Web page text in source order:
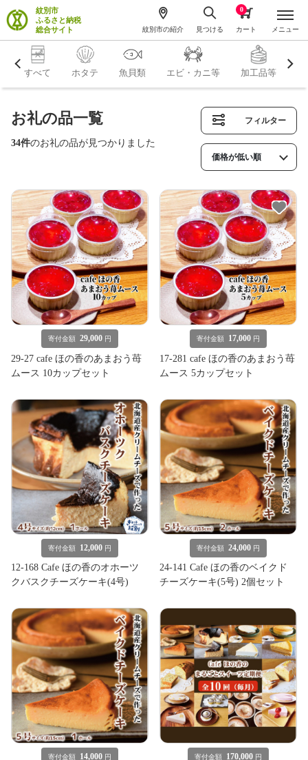
紋別市
ふるさと納税
総合サイト
紋別市の紹介 見つける カート
0
メニュー
すべて ホタテ 魚貝類 エビ・カニ等 加工品等
お礼の品一覧
34件のお礼の品が見つかりました
フィルター
寄付金額 29,000 円
29-27 cafe ほの香のあまおう苺
ムース 10カップセット
寄付金額 17,000 円
17-281 cafe ほの香のあまおう苺
ムース 5カップセット
寄付金額 12,000 円
12-168 Cafe ほの香のオホーツ
クバスクチーズケーキ(4号)
寄付金額 24,000 円
24-141 Cafe ほの香のベイクド
チーズケーキ(5号) 2個セット
寄付金額 14,000 円 寄付金額 170,000 円